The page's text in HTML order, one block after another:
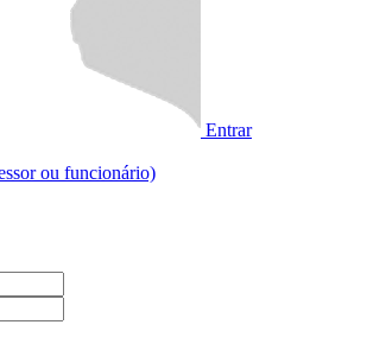
Entrar
ou funcionário)